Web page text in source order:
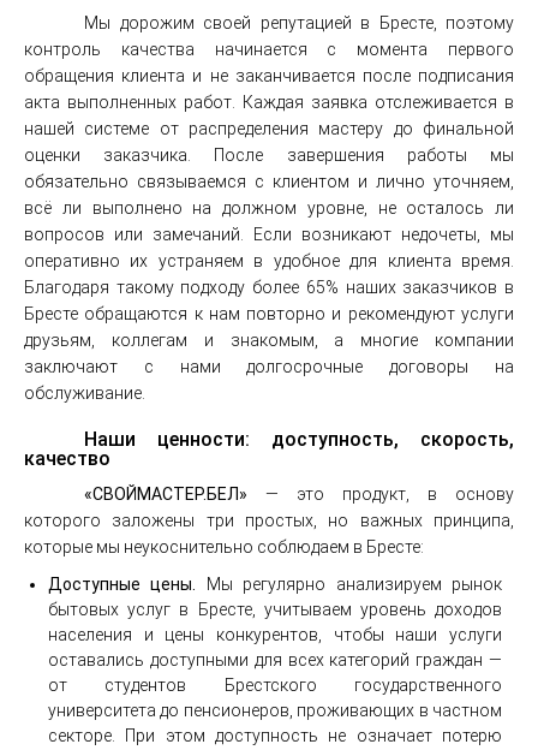
Мы дорожим своей репутацией в Бресте, поэтому
контроль качества начинается с момента первого
обращения клиента и не заканчивается после подписания
акта выполненных работ. Каждая заявка отслеживается в
нашей системе от распределения мастеру до финальной
оценки заказчика. После завершения работы мы
обязательно связываемся с клиентом и лично уточняем,
всё ли выполнено на должном уровне, не осталось ли
вопросов или замечаний. Если возникают недочеты, мы
оперативно их устраняем в удобное для клиента время.
Благодаря такому подходу более 65% наших заказчиков в
Бресте обращаются к нам повторно и рекомендуют услуги
друзьям, коллегам и знакомым, а многие компании
заключают с нами долгосрочные договоры на
обслуживание.
Наши ценности: доступность, скорость,
качество
«СВОЙМАСТЕР.БЕЛ» — это продукт, в основу
которого заложены три простых, но важных принципа,
которые мы неукоснительно соблюдаем в Бресте:
Доступные цены.
Мы регулярно анализируем рынок
бытовых услуг в Бресте, учитываем уровень доходов
населения и цены конкурентов, чтобы наши услуги
оставались доступными для всех категорий граждан —
от студентов Брестского государственного
университета до пенсионеров, проживающих в частном
секторе. При этом доступность не означает потерю